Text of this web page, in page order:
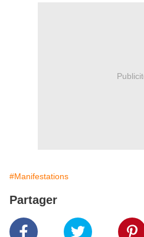
#Manifestations
Partager